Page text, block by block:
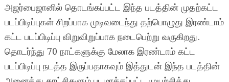
அஜர்பைஜானில் தொடங்கப்பட்ட இந்த படத்தின் முதற்கட்ட
படப்பிடிப்புகள் சிறப்பாக முடிவடைந்து தற்பொழுது இரண்டாம்
கட்ட படப்பிடிப்பு விறுவிறுப்பாக நடைபெற்று வருகிறது.
தொடர்ந்து 70 நாட்களுக்கு மேலாக இரண்டாம் கட்ட
படப்பிடிப்பு நடத்த இருப்பதாகவும் இத்துடன் இந்த படத்தின்